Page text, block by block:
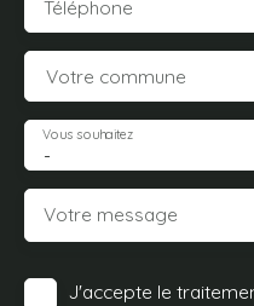
Téléphone
Votre commune
-
Vous souhaitez
Votre message
J'accepte le